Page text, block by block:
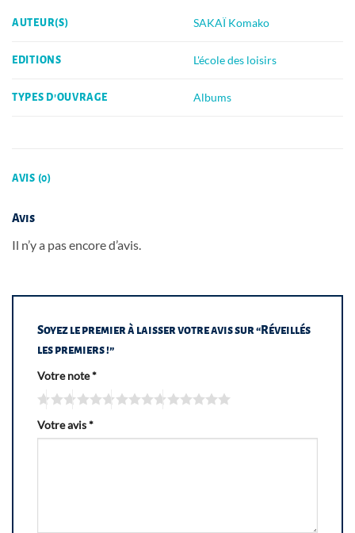
AUTEUR(S) SAKAÏ Komako
EDITIONS L'école des loisirs
TYPES D'OUVRAGE Albums
AVIS (0)
Avis
Il n’y a pas encore d’avis.
Soyez le premier à laisser votre avis sur “Réveillés
les premiers !”
Votre note*
Votre avis*